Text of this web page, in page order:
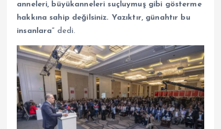
anneleri, büyükanneleri suçluymuş gibi gösterme
hakkına sahip değilsiniz. Yazıktır, günahtır bu
insanlara” dedi.